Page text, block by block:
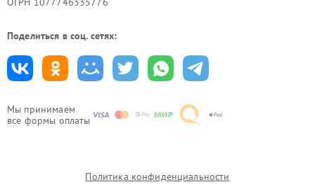
Мы принимаем
все формы оплаты
Поделиться в соц. сетях:
Политика конфиденциальности